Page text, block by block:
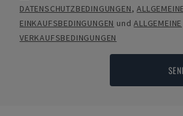
DATENSCHUTZBEDINGUNGEN,ALLGEMEINE
EINKAUFSBEDINGUNGEN undALLGEMEINE
VERKAUFSBEDINGUNGEN